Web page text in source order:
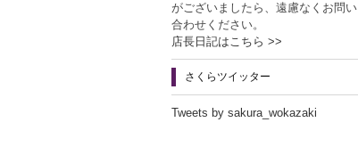
がございましたら、遠慮なくお問い
合わせください。
店長日記はこちら >>
さくらツイッター
Tweets by sakura_wokazaki